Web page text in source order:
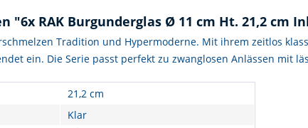
RAK Burgunderglas Ø 11 cm Ht. 21,2 cm
Tradition und Hypermoderne. Mit ihrem zeitlos
ein. Die Serie passt perfekt zu zwanglosen Anlässen mit
21,2 cm
Klar